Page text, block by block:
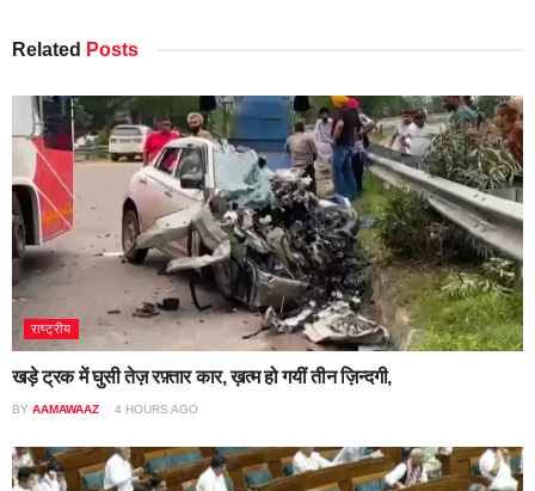
Related Posts
राष्ट्रीय
खड़े ट्रक में घुसी तेज़ रफ़्तार कार, ख़त्म हो गयीं तीन ज़िन्दगी,
BY AAMAWAAZ 4 HOURS AGO